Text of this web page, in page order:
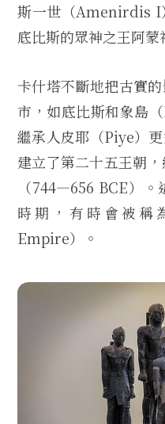
斯一世（Amenirdis I
底比斯的眾神之王阿蒙
卡什塔不斷地把古實
市，如底比斯和象島
繼承人皮耶（Piye）
建立了第二十五王朝
（744—656 BCE）
時期，有時會被稱
Empire）。